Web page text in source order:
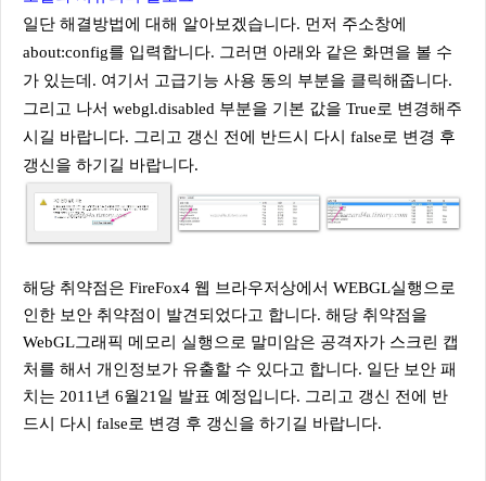
일단 해결방법에 대해 알아보겠습니다. 먼저 주소창에
about:config를 입력합니다. 그러면 아래와 같은 화면을 볼 수
가 있는데. 여기서 고급기능 사용 동의 부분을 클릭해줍니다.
그리고 나서 webgl.disabled 부분을 기본 값을 True로 변경해주
시길 바랍니다. 그리고 갱신 전에 반드시 다시 false로 변경 후
갱신을 하기길 바랍니다.
해당 취약점은 FireFox4 웹 브라우저상에서 WEBGL실행으로
인한 보안 취약점이 발견되었다고 합니다. 해당 취약점을
WebGL그래픽 메모리 실행으로 말미암은 공격자가 스크린 캡
처를 해서 개인정보가 유출할 수 있다고 합니다. 일단 보안 패
치는 2011년 6월21일 발표 예정입니다. 그리고 갱신 전에 반
드시 다시 false로 변경 후 갱신을 하기길 바랍니다.